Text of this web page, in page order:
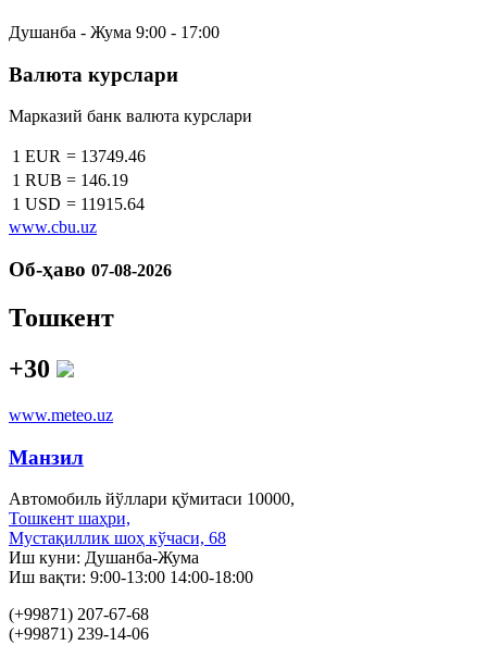
Душанба - Жума 9:00 - 17:00
Валюта курслари
Марказий банк валюта курслари
1 EUR = 13749.46
1 RUB = 146.19
1 USD = 11915.64
www.cbu.uz
Об-ҳаво 07-08-2026
Тошкент
+30
www.meteo.uz
Манзил
Автомобиль йўллари қўмитаси 10000,
Тошкент шаҳри,
Мустақиллик шоҳ кўчаси, 68
Иш куни: Душанба-Жума
Иш вақти: 9:00-13:00 14:00-18:00
(+99871) 207-67-68
(+99871) 239-14-06